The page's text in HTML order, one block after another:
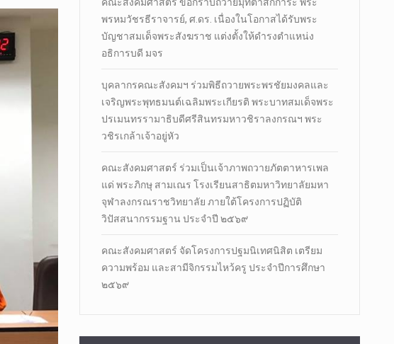
พรหมวัชรธีราจารย์, ศ.ดร. เนื่องในโอกาสได้รับพระ
บัญชาสมเด็จพระสังฆราช แต่งตั้งให้ดำรงตำแหน่ง
อธิการบดี มจร
บุคลากรคณะสังคมฯ ร่วมพิธีถวายพระพรชัยมงคลและ
เจริญพระพุทธมนต์เฉลิมพระเกียรติ พระบาทสมเด็จพระ
ปรเมนทรรามาธิบดีศรีสินทรมหาวชิราลงกรณฯ พระ
วชิรเกล้าเจ้าอยู่หัว
คณะสังคมศาสตร์ ร่วมเป็นเจ้าภาพถวายภัตตาหารเพล
แด่ พระภิกษุ สามเณร โรงเรียนสาธิตมหาวิทยาลัยมหา
จุฬาลงกรณราชวิทยาลัย ภายใต้โครงการปฏิบัติ
วิปัสสนากรรมฐาน ประจำปี ๒๕๖๙
คณะสังคมศาสตร์ จัดโครงการปฐมนิเทศนิสิต เตรียม
ความพร้อม และสามีจิกรรมไหว้ครู ประจำปีการศึกษา
๒๕๖๙